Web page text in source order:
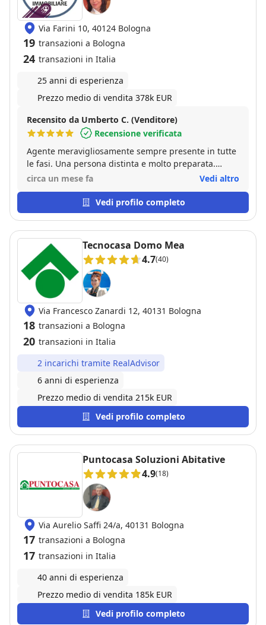
Via Farini 10, 40124 Bologna
19 transazioni a Bologna
24 transazioni in Italia
25 anni di esperienza
Prezzo medio di vendita 378k EUR
Recensito da Umberto C. (Venditore)
Recensione verificata
Agente meravigliosamente sempre presente in tutte
le fasi. Una persona distinta e molto preparata.
Durante la transazione ha lavorato senza invadere i
assolutamente!..
circa un mese fa Vedi altro
Vedi profilo completo
Tecnocasa Domo Mea
4.7(40)
Via Francesco Zanardi 12, 40131 Bologna
18 transazioni a Bologna
20 transazioni in Italia
2 incarichi tramite RealAdvisor
6 anni di esperienza
Prezzo medio di vendita 215k EUR
Vedi profilo completo
Puntocasa Soluzioni Abitative
4.9(18)
Via Aurelio Saffi 24/a, 40131 Bologna
17 transazioni a Bologna
17 transazioni in Italia
40 anni di esperienza
Prezzo medio di vendita 185k EUR
Vedi profilo completo